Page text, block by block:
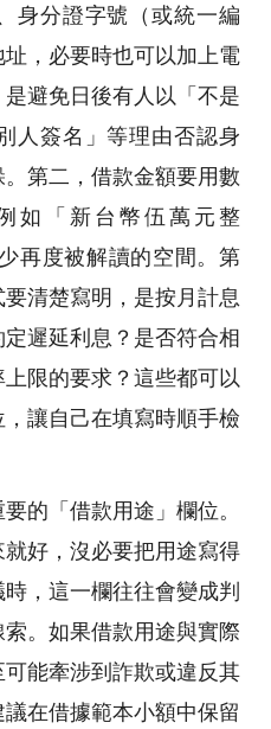
身分證字號（或統一編
，必要時也可以加上電
避免日後有人以「不是
人簽名」等理由否認身
第二，借款金額要用數
如「新台幣伍萬元整
再度被解讀的空間。第
清楚寫明，是按月計息
遲延利息？是否符合相
限的要求？這些都可以
讓自己在填寫時順手檢
的「借款用途」欄位。
好，沒必要把用途寫得
，這一欄往往會變成判
。如果借款用途與實際
能牽涉到詐欺或違反其
在借據範本小額中保留